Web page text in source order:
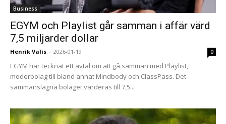
Business
EGYM och Playlist går samman i affär värd
7,5 miljarder dollar
Henrik Valis - 2026-01-19 0
EGYM har tecknat ett avtal om att gå samman med Playlist,
moderbolag till bland annat Mindbody och ClassPass. Det
sammanslagna bolaget värderas till 7,5...